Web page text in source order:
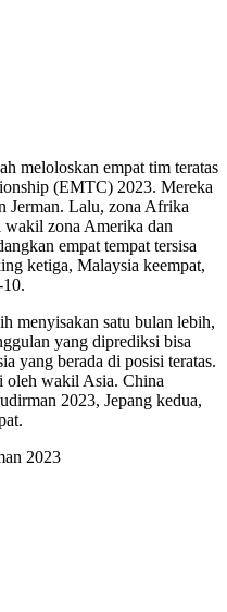
meloloskan empat tim teratas
(EMTC) 2023. Mereka
Jerman. Lalu, zona Afrika
zona Amerika dan
empat tempat tersisa
ketiga, Malaysia keempat,
menyisakan satu bulan lebih,
yang diprediksi bisa
yang berada di posisi teratas.
oleh wakil Asia. China
2023, Jepang kedua,
2023